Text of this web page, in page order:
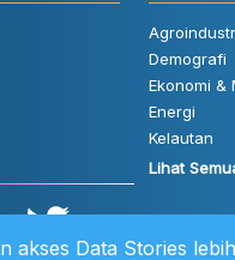
Demografi
Ekonomi &
Energi
Kelautan
Lihat
akses Data Stories